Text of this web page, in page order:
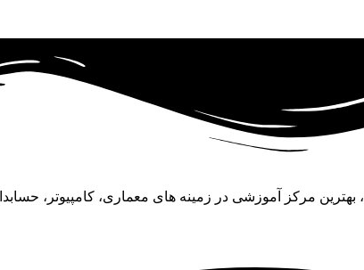
، بهترین مرکز آموزشی در زمینه‌ های معماری، کامپیوتر،